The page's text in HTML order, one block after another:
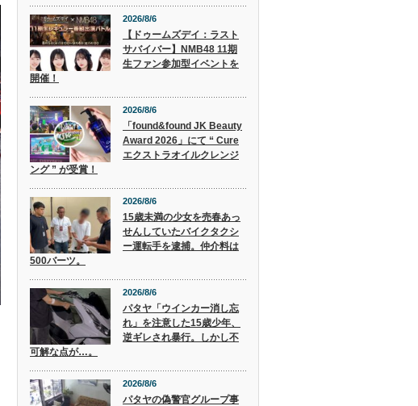
2026/8/6
【ドゥームズデイ：ラスト
サバイバー】NMB48 11期
生ファン参加型イベントを
開催！
2026/8/6
「found&found JK Beauty
Award 2026」にて “ Cure
エクストラオイルクレンジ
ング ” が受賞！
2026/8/6
15歳未満の少女を売春あっ
せんしていたバイクタクシ
ー運転手を逮捕。仲介料は
500バーツ。
2026/8/6
パタヤ「ウインカー消し忘
れ」を注意した15歳少年、
逆ギレされ暴行。しかし不
可解な点が…。
2026/8/6
パタヤの偽警官グループ事